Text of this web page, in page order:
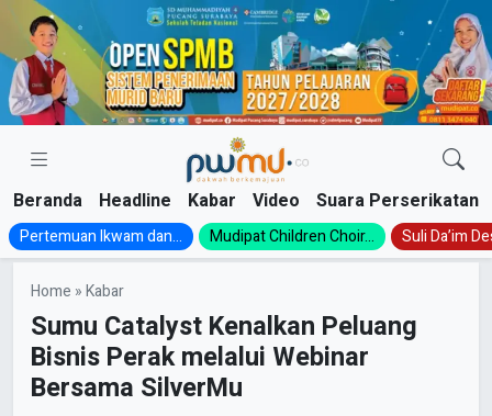
Skip
content
Beranda Headline Kabar Video Suara Perserikatan
Pertemuan Ikwam dan... Mudipat Children Choir... Suli Da’im
Home »Kabar
Sumu Catalyst Kenalkan Peluang
Bisnis Perak melalui Webinar
Bersama SilverMu